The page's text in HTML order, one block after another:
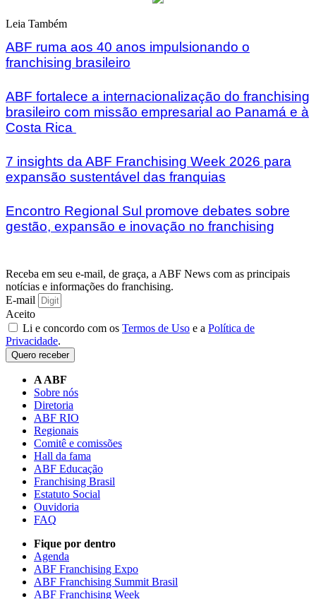
Leia Também
ABF ruma aos 40 anos impulsionando o
franchising brasileiro
ABF fortalece a internacionalização do franchising
brasileiro com missão empresarial ao Panamá e à
Costa Rica
7 insights da ABF Franchising Week 2026 para
expansão sustentável das franquias
Encontro Regional Sul promove debates sobre
gestão, expansão e inovação no franchising
Receba em seu e-mail, de graça, a ABF News com as principais
notícias e informações do franchising.
E-mail
Aceito
Li e concordo com os Termos de Uso e a Política de
Privacidade.
Quero receber
A ABF
Sobre nós
Diretoria
ABF RIO
Regionais
Comitê e comissões
Hall da fama
ABF Educação
Franchising Brasil
Estatuto Social
Ouvidoria
FAQ
Fique por dentro
Agenda
ABF Franchising Expo
ABF Franchising Summit Brasil
ABF Franchising Week